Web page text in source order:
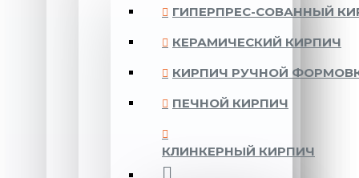
ГИПЕРПРЕС-СОВАННЫЙ
КЕРАМИЧЕСКИЙ КИРПИЧ
КИРПИЧ РУЧНОЙ
ПЕЧНОЙ КИРПИЧ
КЛИНКЕРНЫЙ КИРПИЧ